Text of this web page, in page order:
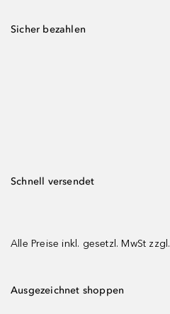
Sicher bezahlen
Schnell versendet
Alle Preise inkl. gesetzl. MwSt zzgl.
Ausgezeichnet shoppen